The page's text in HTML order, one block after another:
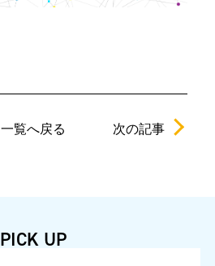
一覧へ戻る 次の記事
PICK UP